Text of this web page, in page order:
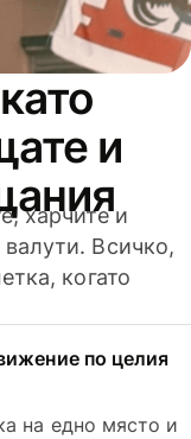
и
харчите и
Всичко,
когато
по целия
на едно място и